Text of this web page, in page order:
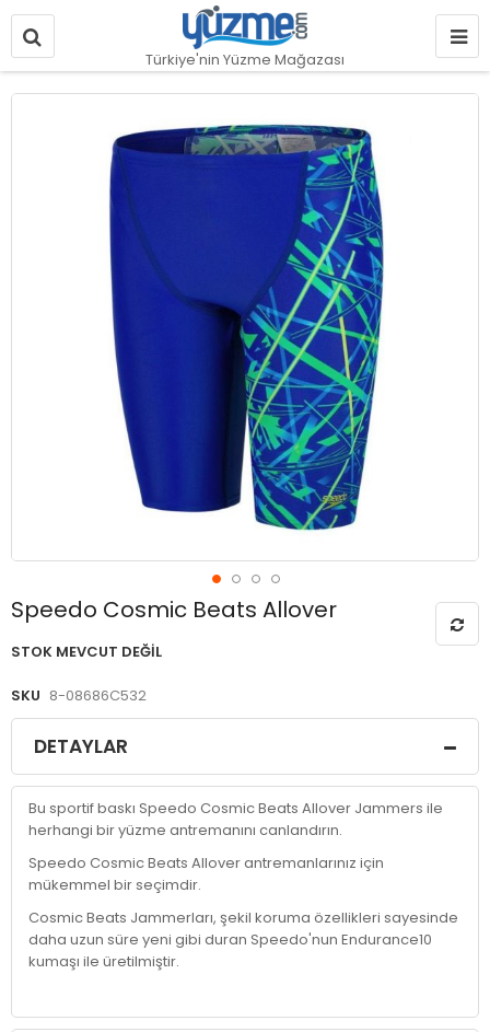
Türkiye'nin Yüzme Mağazası
Speedo Cosmic Beats Allover
STOK MEVCUT DEĞIL
SKU 8-08686C532
Resim
Resim
galerisinin
başlangıcına
DETAYLAR
Bu sportif baskı Speedo Cosmic Beats Allover Jammers ile
herhangi bir yüzme antremanını canlandırın.
Speedo Cosmic Beats Allover antremanlarınız için
mükemmel bir seçimdir.
Cosmic Beats Jammerları, şekil koruma özellikleri sayesinde
daha uzun süre yeni gibi duran Speedo'nun Endurance10
kumaşı ile üretilmiştir.